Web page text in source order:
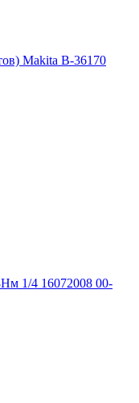
Makita B-36170
1/4 16072008 00-